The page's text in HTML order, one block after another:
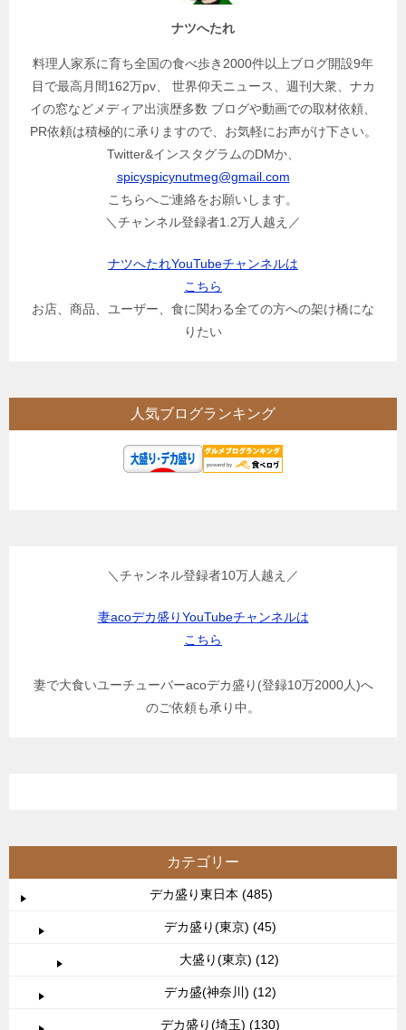
ナツへたれ
料理人家系に育ち全国の食べ歩き2000件以上ブログ開設9年
目で最高月間162万pv、 世界仰天ニュース、週刊大衆、ナカ
イの窓などメディア出演歴多数 ブログや動画での取材依頼、
PR依頼は積極的に承りますので、お気軽にお声がけ下さい。
Twitter&インスタグラムのDMか、
spicyspicynutmeg@gmail.com
こちらへご連絡をお願いします。
＼チャンネル登録者1.2万人越え／
ナツへたれYouTubeチャンネルは
こちら
お店、商品、ユーザー、食に関わる全ての方への架け橋にな
りたい
人気ブログランキング
＼チャンネル登録者10万人越え／
妻acoデカ盛りYouTubeチャンネルは
こちら
妻で大食いユーチューバーacoデカ盛り(登録10万2000人)へ
のご依頼も承り中。
カテゴリー
デカ盛り東日本 (485)
デカ盛り(東京) (45)
大盛り(東京) (12)
デカ盛(神奈川) (12)
デカ盛り(埼玉) (130)